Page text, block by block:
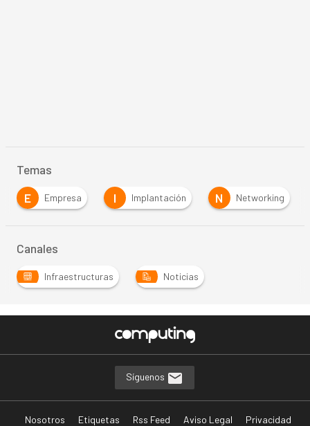
Temas
E
Empresa I Implantación N Networking
Canales
Infraestructuras Noticias
Síguenos
Nosotros Etiquetas Rss Feed Aviso Legal
Privacidad